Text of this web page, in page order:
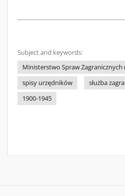
Subject and keywords:
Ministerstwo Spraw Zagranicznych
spisy urzędników
służba
1900-1945